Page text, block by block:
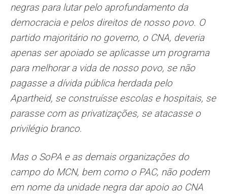
negras para lutar pelo aprofundamento da
democracia e pelos direitos de nosso povo. O
partido majoritário no governo, o CNA, deveria
apenas ser apoiado se aplicasse um programa
para melhorar a vida de nosso povo, se não
pagasse a dívida pública herdada pelo
Apartheid, se construísse escolas e hospitais, se
parasse com as privatizações, se atacasse o
privilégio branco.
Mas o SoPA e as demais organizações do
campo do MCN, bem como o PAC, não podem
em nome da unidade negra dar apoio ao CNA